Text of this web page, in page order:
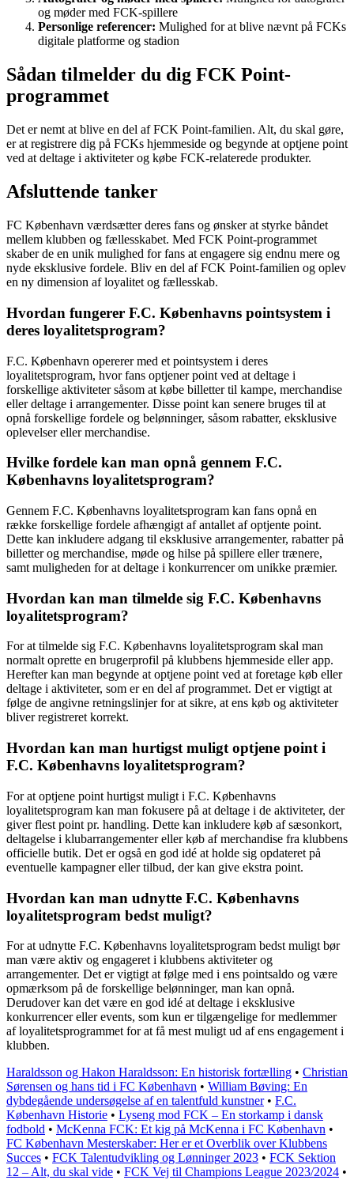
og møder med FCK-spillere
Personlige referencer: Mulighed for at blive nævnt på FCKs
digitale platforme og stadion
Sådan tilmelder du dig FCK Point-
programmet
Det er nemt at blive en del af FCK Point-familien. Alt, du skal gøre,
er at registrere dig på FCKs hjemmeside og begynde at optjene point
ved at deltage i aktiviteter og købe FCK-relaterede produkter.
Afsluttende tanker
FC København værdsætter deres fans og ønsker at styrke båndet
mellem klubben og fællesskabet. Med FCK Point-programmet
skaber de en unik mulighed for fans at engagere sig endnu mere og
nyde eksklusive fordele. Bliv en del af FCK Point-familien og oplev
en ny dimension af loyalitet og fællesskab.
Hvordan fungerer F.C. Københavns pointsystem i
deres loyalitetsprogram?
F.C. København opererer med et pointsystem i deres
loyalitetsprogram, hvor fans optjener point ved at deltage i
forskellige aktiviteter såsom at købe billetter til kampe, merchandise
eller deltage i arrangementer. Disse point kan senere bruges til at
opnå forskellige fordele og belønninger, såsom rabatter, eksklusive
oplevelser eller merchandise.
Hvilke fordele kan man opnå gennem F.C.
Københavns loyalitetsprogram?
Gennem F.C. Københavns loyalitetsprogram kan fans opnå en
række forskellige fordele afhængigt af antallet af optjente point.
Dette kan inkludere adgang til eksklusive arrangementer, rabatter på
billetter og merchandise, møde og hilse på spillere eller trænere,
samt muligheden for at deltage i konkurrencer om unikke præmier.
Hvordan kan man tilmelde sig F.C. Københavns
loyalitetsprogram?
For at tilmelde sig F.C. Københavns loyalitetsprogram skal man
normalt oprette en brugerprofil på klubbens hjemmeside eller app.
Herefter kan man begynde at optjene point ved at foretage køb eller
deltage i aktiviteter, som er en del af programmet. Det er vigtigt at
følge de angivne retningslinjer for at sikre, at ens køb og aktiviteter
bliver registreret korrekt.
Hvordan kan man hurtigst muligt optjene point i
F.C. Københavns loyalitetsprogram?
For at optjene point hurtigst muligt i F.C. Københavns
loyalitetsprogram kan man fokusere på at deltage i de aktiviteter, der
giver flest point pr. handling. Dette kan inkludere køb af sæsonkort,
deltagelse i klubarrangementer eller køb af merchandise fra klubbens
officielle butik. Det er også en god idé at holde sig opdateret på
eventuelle kampagner eller tilbud, der kan give ekstra point.
Hvordan kan man udnytte F.C. Københavns
loyalitetsprogram bedst muligt?
For at udnytte F.C. Københavns loyalitetsprogram bedst muligt bør
man være aktiv og engageret i klubbens aktiviteter og
arrangementer. Det er vigtigt at følge med i ens pointsaldo og være
opmærksom på de forskellige belønninger, man kan opnå.
Derudover kan det være en god idé at deltage i eksklusive
konkurrencer eller events, som kun er tilgængelige for medlemmer
af loyalitetsprogrammet for at få mest muligt ud af ens engagement i
klubben.
Haraldsson og Hakon Haraldsson: En historisk fortælling • Christian
Sørensen og hans tid i FC København • William Bøving: En
dybdegående undersøgelse af en talentfuld kunstner• F.C.
København Historie • Lyseng mod FCK – En storkamp i dansk
fodbold • McKenna FCK: Et kig på McKenna i FC København •
FC København Mesterskaber: Her er et Overblik over Klubbens
Succes • FCK Talentudvikling og Lønninger 2023 • FCK Sektion
12 – Alt, du skal vide • FCK Vej til Champions League 2023/2024 •